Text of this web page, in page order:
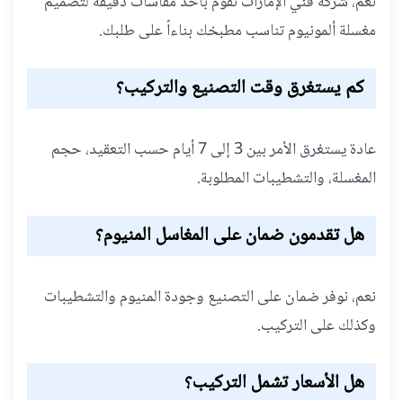
مغسلة ألمونيوم تناسب مطبخك بناءاً على طلبك.
كم يستغرق وقت التصنيع والتركيب؟
عادة يستغرق الأمر بين 3 إلى 7 أيام حسب التعقيد، حجم
المغسلة، والتشطيبات المطلوبة.
هل تقدمون ضمان على المغاسل المنيوم؟
نعم، نوفر ضمان على التصنيع وجودة المنيوم والتشطيبات
وكذلك على التركيب.
هل الأسعار تشمل التركيب؟